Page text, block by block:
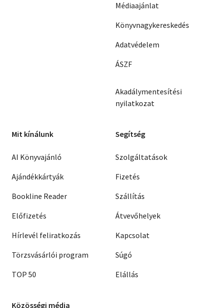
Médiaajánlat
Könyvnagykereskedés
Adatvédelem
ÁSZF
Akadálymentesítési
nyilatkozat
Mit kínálunk
AI Könyvajánló
Ajándékkártyák
Bookline Reader
Előfizetés
Hírlevél feliratkozás
Törzsvásárlói program
TOP 50
Segítség
Szolgáltatások
Fizetés
Szállítás
Átvevőhelyek
Kapcsolat
Súgó
Elállás
Közösségi média